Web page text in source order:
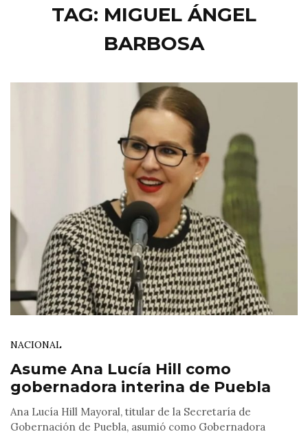
TAG: MIGUEL ÁNGEL
BARBOSA
NACIONAL
Asume Ana Lucía Hill como
gobernadora interina de Puebla
Ana Lucía Hill Mayoral, titular de la Secretaría de
Gobernación de Puebla, asumió como Gobernadora